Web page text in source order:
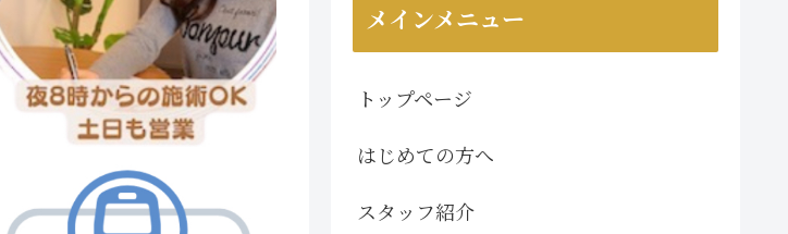
メインメニュー
トップページ
はじめての方へ
スタッフ紹介